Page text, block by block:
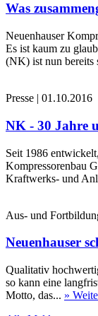
Was
Neuenhauser
Es ist kaum zu
(NK) ist nun bereits
Presse | 01.10.2016
NK - 30 Jahre
Seit 1986
Kompressorenbau
Kraftwerks- und
Aus- und
Neuenhauser
Qualitativ
so kann eine
Motto, das... »